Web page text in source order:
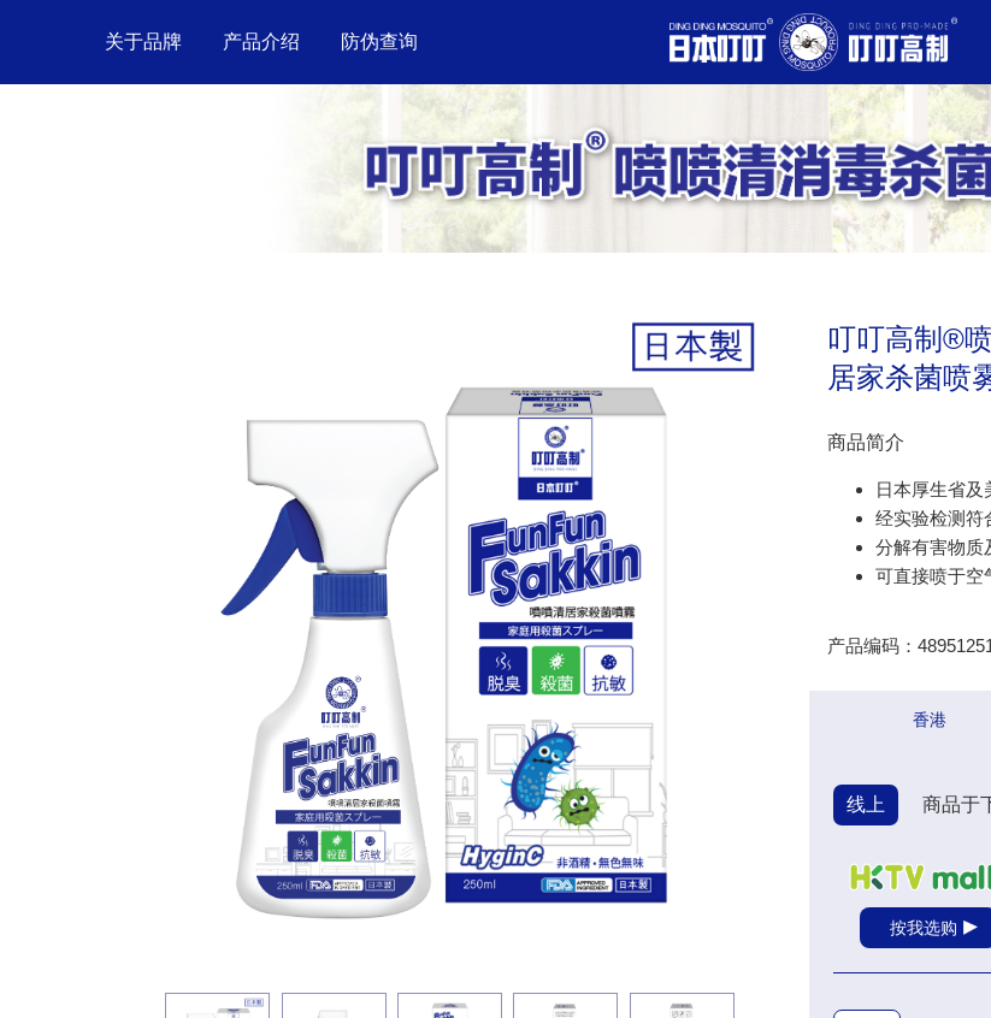
关于品牌 产品介绍 防伪查询
叮叮高制®
居家杀菌喷
商品简介
日本厚生省
经实验检测符
分解有害物质
可直接喷于空
产品编码：
香港
线上 商品于
按我选购